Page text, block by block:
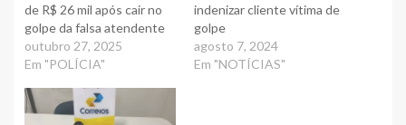
de R$ 26 mil após cair no
golpe da falsa atendente
outubro 27, 2025
Em "POLÍCIA"
indenizar cliente vítima de
golpe
agosto 7, 2024
Em "NOTÍCIAS"